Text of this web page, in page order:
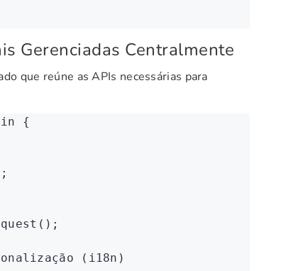
Gerenciadas Centralmente
que reúne as APIs necessárias para
{
();
(i18n)